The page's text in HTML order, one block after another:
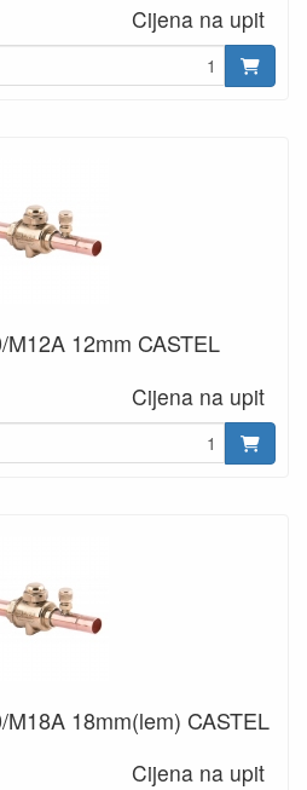
Cijena na upit
12mm CASTEL
Cijena na upit
18mm(lem) CASTEL
Cijena na upit